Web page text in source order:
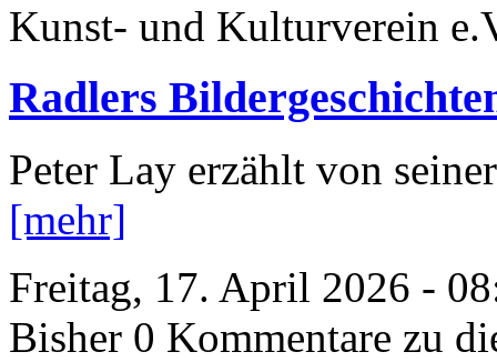
Kunst- und Kulturverein
Radlers
Peter Lay erzählt von
[mehr]
Freitag, 17. April 2026 -
Bisher 0 Kommentare zu